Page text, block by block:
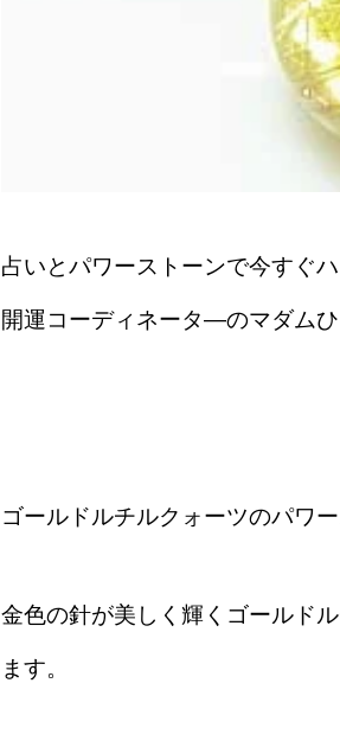
占いとパワーストーンで今すぐ
開運コーディネータ―のマダムひ
ゴールドルチルクォーツのパワ
金色の針が美しく輝くゴールド
ます。